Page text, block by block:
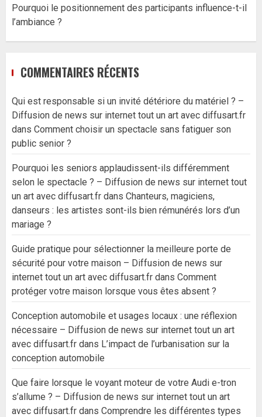
Pourquoi le positionnement des participants influence-t-il
l’ambiance ?
COMMENTAIRES RÉCENTS
Qui est responsable si un invité détériore du matériel ? –
Diffusion de news sur internet tout un art avec diffusart.fr
dans Comment choisir un spectacle sans fatiguer son
public senior ?
Pourquoi les seniors applaudissent-ils différemment
selon le spectacle ? – Diffusion de news sur internet tout
un art avec diffusart.fr dans Chanteurs, magiciens,
danseurs : les artistes sont-ils bien rémunérés lors d’un
mariage ?
Guide pratique pour sélectionner la meilleure porte de
sécurité pour votre maison – Diffusion de news sur
internet tout un art avec diffusart.fr dans Comment
protéger votre maison lorsque vous êtes absent ?
Conception automobile et usages locaux : une réflexion
nécessaire – Diffusion de news sur internet tout un art
avec diffusart.fr dans L’impact de l’urbanisation sur la
conception automobile
Que faire lorsque le voyant moteur de votre Audi e-tron
s’allume ? – Diffusion de news sur internet tout un art
avec diffusart.fr dans Comprendre les différentes types